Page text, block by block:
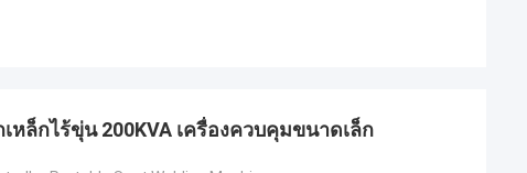
หล็กไร้ขุ่น 200KVA เครื่องควบคุมขนาดเล็ก